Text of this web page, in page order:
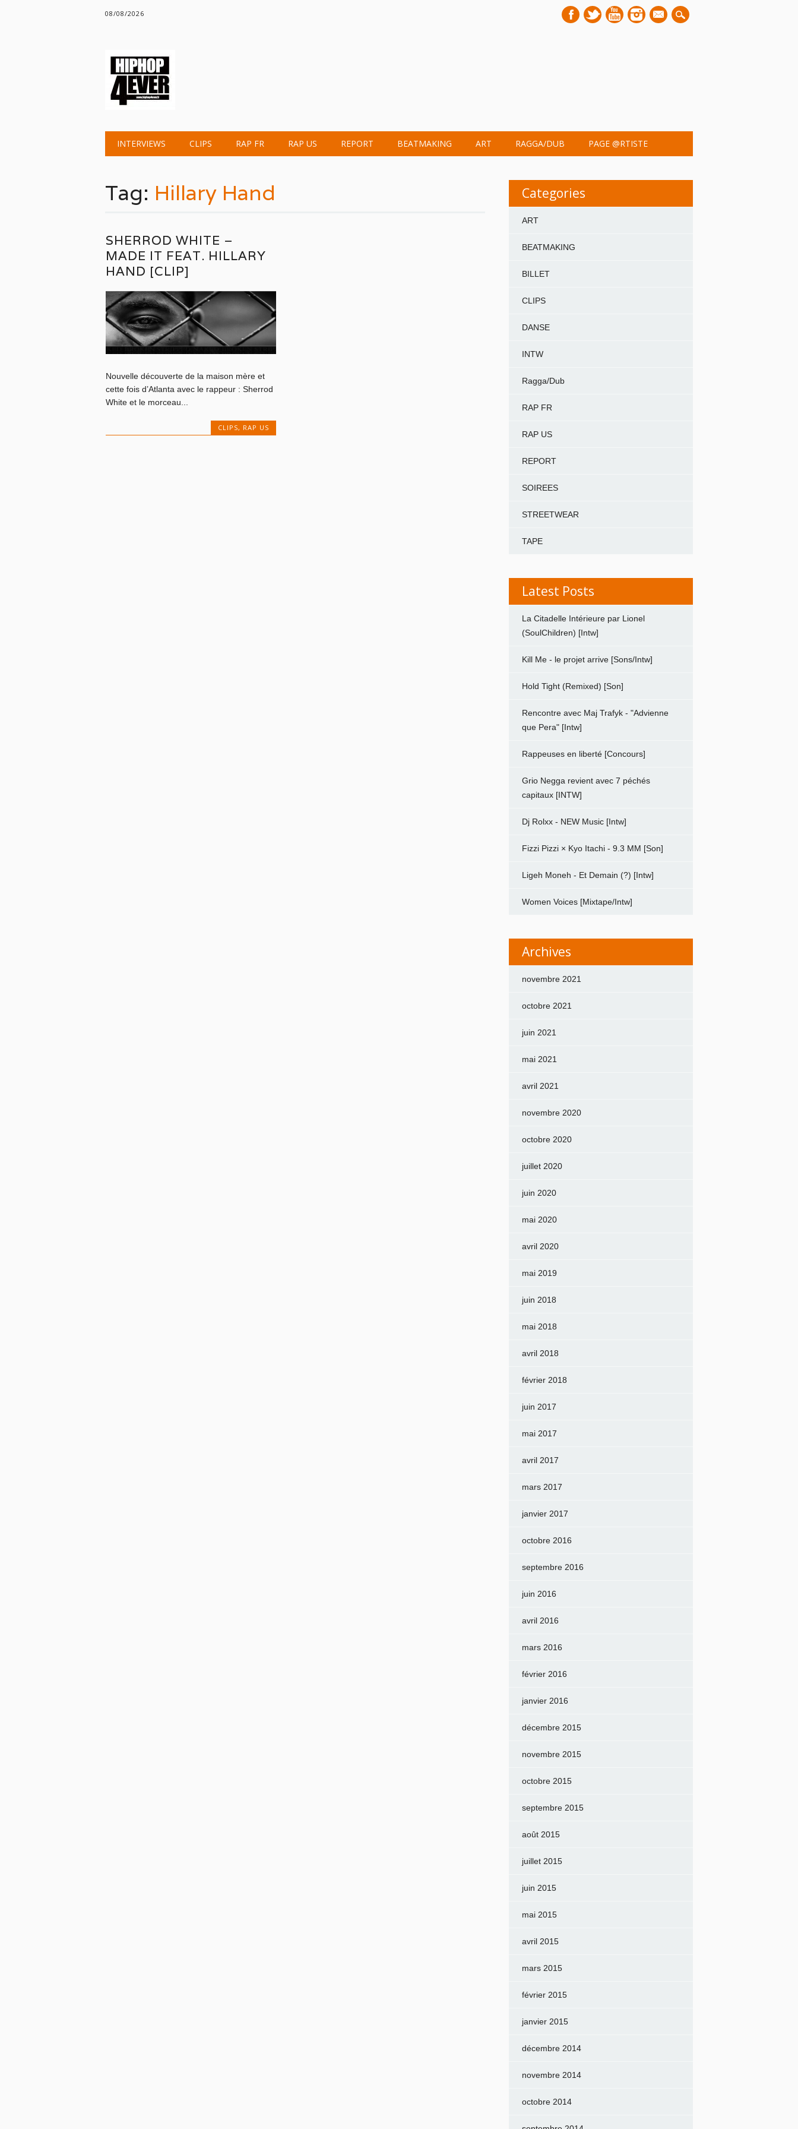
08/08/2026
mail
Main menu
INTERVIEWS CLIPS RAP FR RAP US REPORT BEATMAKING ART RAGGA/DUB PAGE @RTISTE
Tag: Hillary Hand
SHERROD WHITE –
MADE IT FEAT. HILLARY
HAND [CLIP]
Nouvelle découverte de la maison mère et
cette fois d’Atlanta avec le rappeur : Sherrod
White et le morceau...
CLIPS, RAP US
Categories
ART
BEATMAKING
BILLET
CLIPS
DANSE
INTW
Ragga/Dub
RAP FR
RAP US
REPORT
SOIREES
STREETWEAR
TAPE
Latest Posts
La Citadelle Intérieure par Lionel
(SoulChildren) [Intw]
Kill Me - le projet arrive [Sons/Intw]
Hold Tight (Remixed) [Son]
Rencontre avec Maj Trafyk - "Advienne
que Pera" [Intw]
Rappeuses en liberté [Concours]
Grio Negga revient avec 7 péchés
capitaux [INTW]
Dj Rolxx - NEW Music [Intw]
Fizzi Pizzi × Kyo Itachi - 9.3 MM [Son]
Ligeh Moneh - Et Demain (?) [Intw]
Women Voices [Mixtape/Intw]
Archives
novembre 2021
octobre 2021
juin 2021
mai 2021
avril 2021
novembre 2020
octobre 2020
juillet 2020
juin 2020
mai 2020
avril 2020
mai 2019
juin 2018
mai 2018
avril 2018
février 2018
juin 2017
mai 2017
avril 2017
mars 2017
janvier 2017
octobre 2016
septembre 2016
juin 2016
avril 2016
mars 2016
février 2016
janvier 2016
décembre 2015
novembre 2015
octobre 2015
septembre 2015
août 2015
juillet 2015
juin 2015
mai 2015
avril 2015
mars 2015
février 2015
janvier 2015
décembre 2014
novembre 2014
octobre 2014